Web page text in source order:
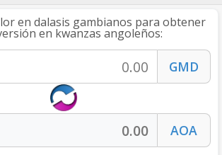
en dalasis gambianos para obtener
en kwanzas angoleños: